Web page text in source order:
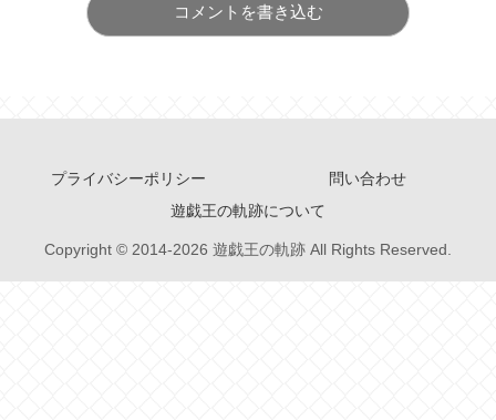
コメントを書き込む
プライバシーポリシー
問い合わせ
遊戯王の軌跡について
Copyright © 2014-2026 遊戯王の軌跡 All Rights Reserved.